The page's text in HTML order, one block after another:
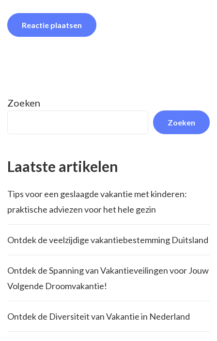
Zoeken
Zoeken
Laatste artikelen
Tips voor een geslaagde vakantie met kinderen:
praktische adviezen voor het hele gezin
Ontdek de veelzijdige vakantiebestemming Duitsland
Ontdek de Spanning van Vakantieveilingen voor Jouw
Volgende Droomvakantie!
Ontdek de Diversiteit van Vakantie in Nederland